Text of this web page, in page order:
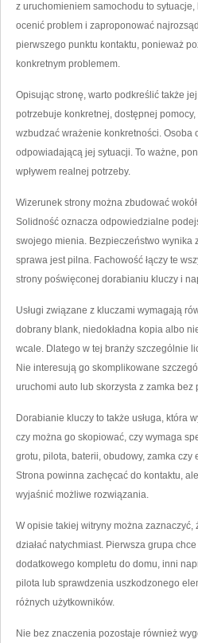
z uruchomieniem samochodu to sytuacje,
ocenić problem i zaproponować
pierwszego punktu kontaktu, ponieważ
konkretnym problemem.
Opisując stronę, warto podkreślić także
potrzebuje konkretnej, dostępnej
wzbudzać wrażenie konkretności. Osoba
odpowiadającą jej sytuacji. To ważne,
wpływem realnej potrzeby.
Wizerunek strony można zbudować
Solidność oznacza odpowiedzialne
swojego mienia. Bezpieczeństwo wynika
sprawa jest pilna. Fachowość łączy te
strony poświęconej dorabianiu kluczy i
Usługi związane z kluczami wymagają
dobrany blank, niedokładna kopia albo
wcale. Dlatego w tej branży szczególnie
Nie interesują go skomplikowane
uruchomi auto lub skorzysta z zamka bez
Dorabianie kluczy to także usługa, która
czy można go skopiować, czy wymaga
grotu, pilota, baterii, obudowy, zamka czy
Strona powinna zachęcać do kontaktu,
wyjaśnić możliwe rozwiązania.
W opisie takiej witryny można
działać natychmiast. Pierwsza grupa
dodatkowego kompletu do domu, inni
pilota lub sprawdzenia uszkodzonego
różnych użytkowników.
Nie bez znaczenia pozostaje również